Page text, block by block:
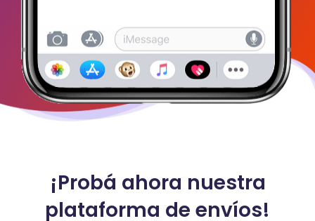
¡Probá ahora nuestra
plataforma de envíos!